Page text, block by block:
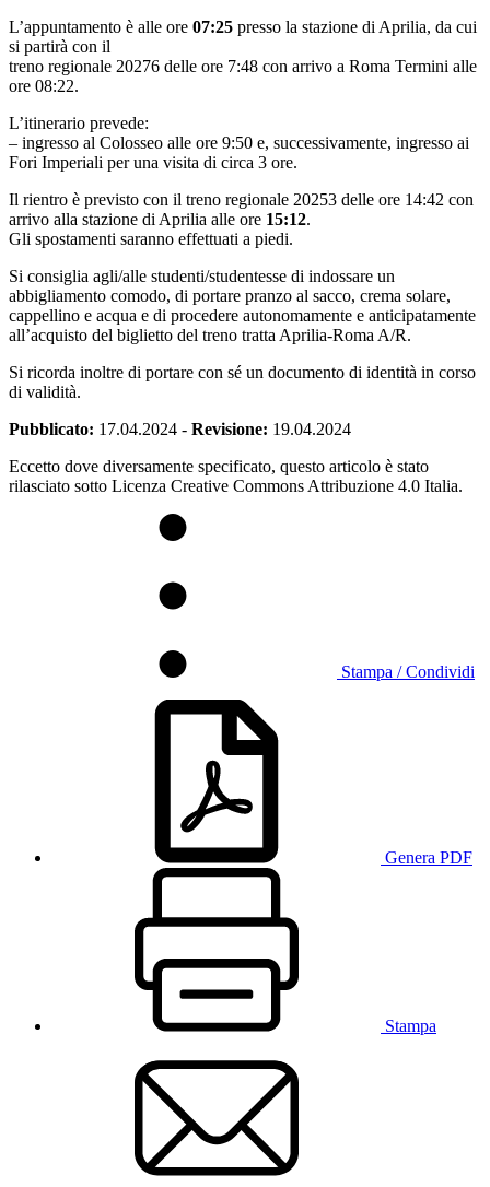
L’appuntamento è alle ore 07:25 presso la stazione di Aprilia, da cui
si partirà con il
treno regionale 20276 delle ore 7:48 con arrivo a Roma Termini alle
ore 08:22.
L’itinerario prevede:
– ingresso al Colosseo alle ore 9:50 e, successivamente, ingresso ai
Fori Imperiali per una visita di circa 3 ore.
Il rientro è previsto con il treno regionale 20253 delle ore 14:42 con
arrivo alla stazione di Aprilia alle ore 15:12.
Gli spostamenti saranno effettuati a piedi.
Si consiglia agli/alle studenti/studentesse di indossare un
abbigliamento comodo, di portare pranzo al sacco, crema solare,
cappellino e acqua e di procedere autonomamente e anticipatamente
all’acquisto del biglietto del treno tratta Aprilia-Roma A/R.
Si ricorda inoltre di portare con sé un documento di identità in corso
di validità.
Pubblicato: 17.04.2024 - Revisione: 19.04.2024
Eccetto dove diversamente specificato, questo articolo è stato
rilasciato sotto Licenza Creative Commons Attribuzione 4.0 Italia.
Stampa / Condividi
Genera PDF
Stampa